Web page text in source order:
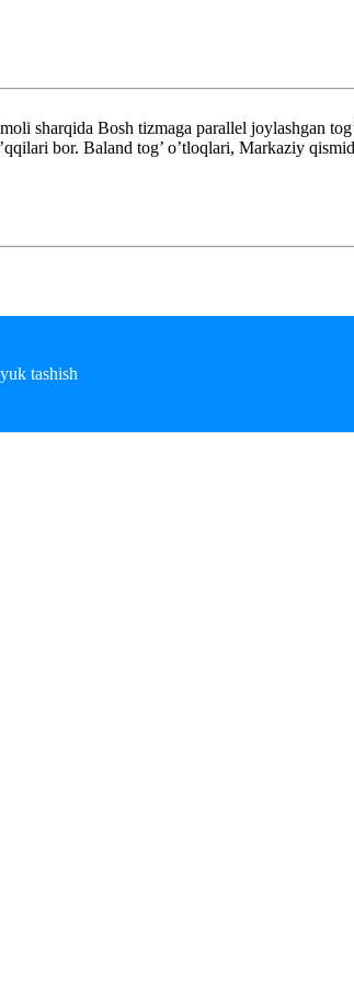
sharqida Bosh tizmaga parallel joylashgan
bor. Baland tog’ o’tloqlari, Markaziy
tashish